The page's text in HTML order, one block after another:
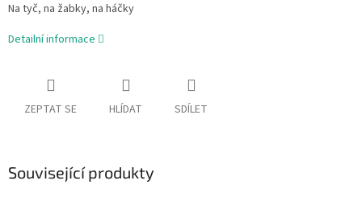
Na tyč, na žabky, na háčky
Detailní informace
ZEPTAT SE HLÍDAT SDÍLET
Související produkty